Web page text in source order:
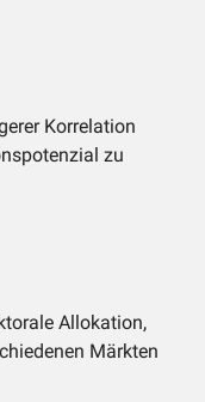
Korrelation
zu
Allokation,
Märkten